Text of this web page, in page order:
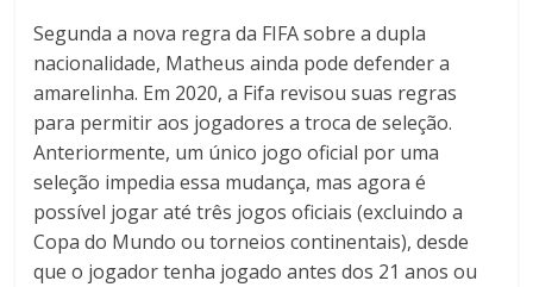
Segunda a nova regra da FIFA sobre a dupla
nacionalidade, Matheus ainda pode defender a
amarelinha. Em 2020, a Fifa revisou suas regras
para permitir aos jogadores a troca de seleção.
Anteriormente, um único jogo oficial por uma
seleção impedia essa mudança, mas agora é
possível jogar até três jogos oficiais (excluindo a
Copa do Mundo ou torneios continentais), desde
que o jogador tenha jogado antes dos 21 anos ou